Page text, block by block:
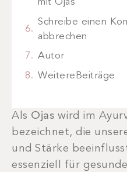
Als Ojas wird im
bezeichnet, die
und Stärke
essenziell für
mit Ojas
Schreibe einen
abbrechen
Autor
WeitereBeiträge